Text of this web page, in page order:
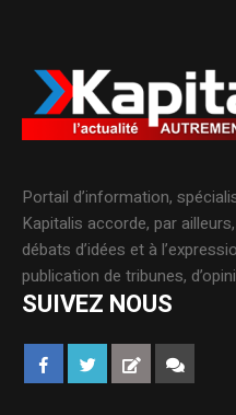
Portail d’information,
Kapitalis accorde, par
débats d’idées et à
publication de tribunes,
SUIVEZ NOUS